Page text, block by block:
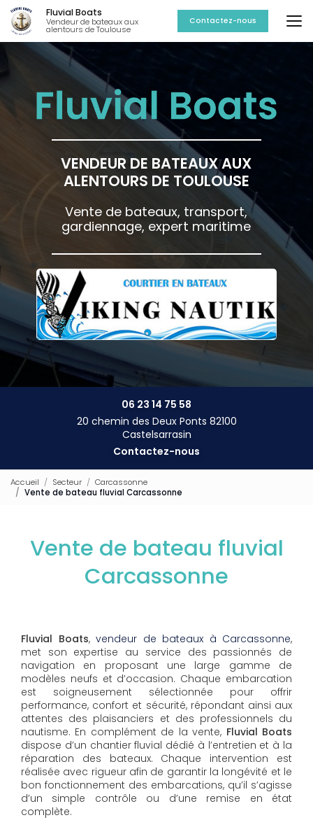
Aller
au
contenu
principal
Fluvial Boats
Vendeur de bateaux aux
alentours de Toulouse
Contactez-nous
VENDEUR DE BATEAUX AUX
ALENTOURS DE TOULOUSE
Vente de bateaux, transport,
gardiennage, expert maritime
06 23 14 75 58
20 chemin des Deux Ponts 82100
Castelsarrasin
Contactez-nous
Accueil Secteur
Carcassonne
Vente de bateau fluvial Carcassonne
Vente de bateau fluvial
Carcassonne
Fluvial Boats, vendeur de bateaux à Carcassonne,
met son expertise au service des passionnés de
navigation en proposant une large gamme de
modèles neufs et d’occasion. Chaque embarcation
est soigneusement sélectionnée pour offrir
performance, confort et sécurité, répondant ainsi aux
attentes des plaisanciers et des professionnels du
nautisme. En complément de la vente, Fluvial Boats
dispose d’un chantier fluvial dédié à l’entretien et à la
réparation des bateaux. Chaque intervention est
réalisée avec rigueur afin de garantir la longévité et le
bon fonctionnement des embarcations, qu’il s’agisse
d’un simple contrôle ou d’une remise en état
complète.